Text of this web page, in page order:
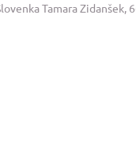
Tamara Zidanšek,